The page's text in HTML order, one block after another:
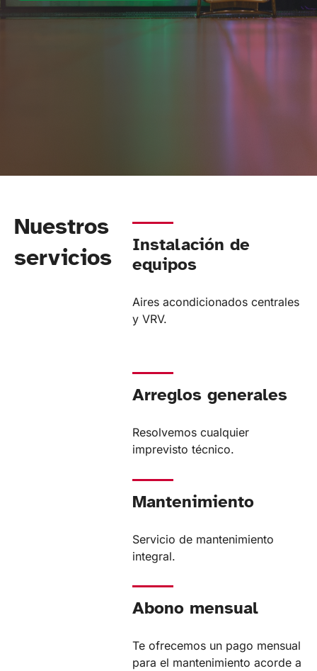
Nuestros
servicios
Instalación de
equipos
Aires acondicionados centrales
y VRV.
Arreglos generales
Resolvemos cualquier
imprevisto técnico.
Mantenimiento
Servicio de mantenimiento
integral.
Abono mensual
Te ofrecemos un pago mensual
para el mantenimiento acorde a